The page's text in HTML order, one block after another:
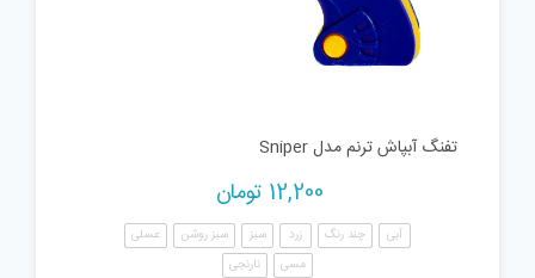
تفنگ آبپاش ترنم مدل Sniper
12,200 تومان
آبی چند رنگ زرد سبز سبز روشن
عسلی
مسی
نارنجی